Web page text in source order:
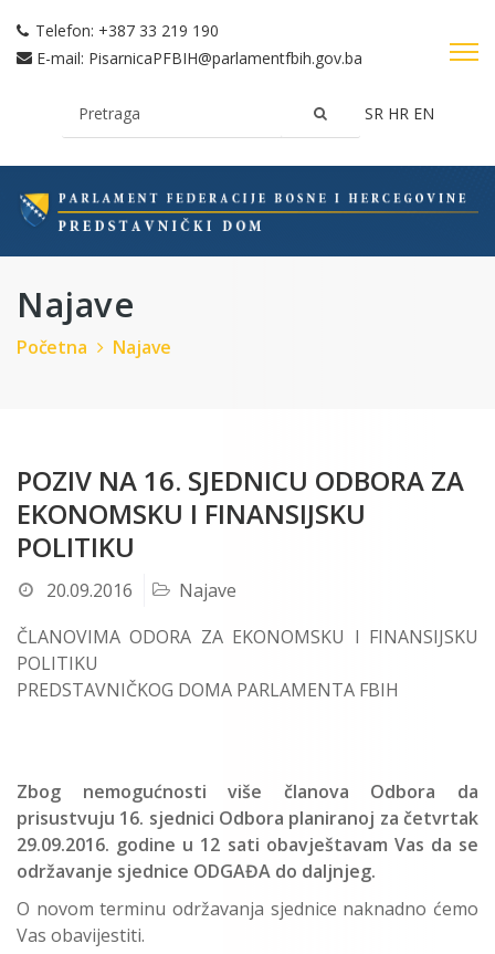
Telefon: +387 33 219 190
E-mail: PisarnicaPFBIH@parlamentfbih.gov.ba
SR HR EN
Najave
Početna Najave
POZIV NA 16. SJEDNICU ODBORA ZA
EKONOMSKU I FINANSIJSKU
POLITIKU
20.09.2016
Najave
ČLANOVIMA ODORA ZA EKONOMSKU I FINANSIJSKU
POLITIKU
PREDSTAVNIČKOG DOMA PARLAMENTA FBIH
Zbog nemogućnosti više članova Odbora da
prisustvuju 16. sjednici Odbora planiranoj za četvrtak
29.09.2016. godine u 12 sati obavještavam Vas da se
održavanje sjednice ODGAĐA do daljnjeg.
O novom terminu održavanja sjednice naknadno ćemo
Vas obavijestiti.